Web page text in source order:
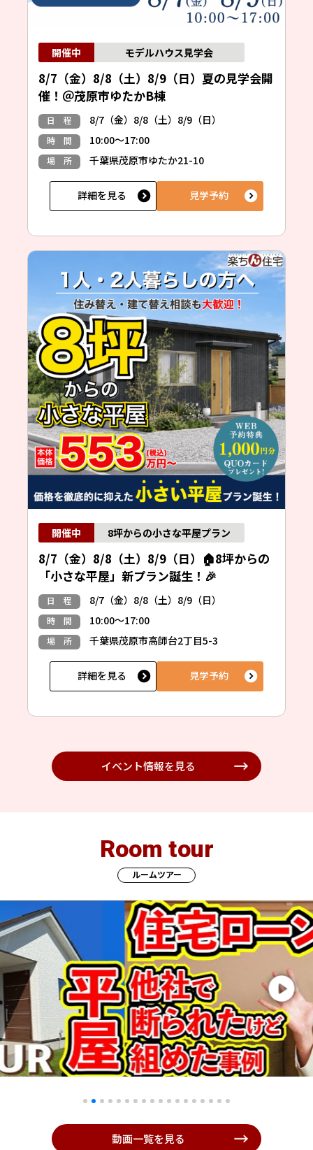
モデルハウス見学会
8/7（金）8/8（土）8/9（日）夏の見学会開
催！＠茂原市ゆたかB棟
日 程 8/7（金）8/8（土）8/9（日）
時 間 10:00～17:00
場 所 千葉県茂原市ゆたか21-10
詳細を見る 見学予約
8坪からの小さな平屋プラン
8/7（金）8/8（土）8/9（日）🏠8坪からの
「小さな平屋」新プラン誕生！🎉
日 程 8/7（金）8/8（土）8/9（日）
時 間 10:00～17:00
場 所 千葉県茂原市高師台2丁目5-3
詳細を見る 見学予約
イベント情報を見る
ルームツアー
Room tour
動画一覧を見る